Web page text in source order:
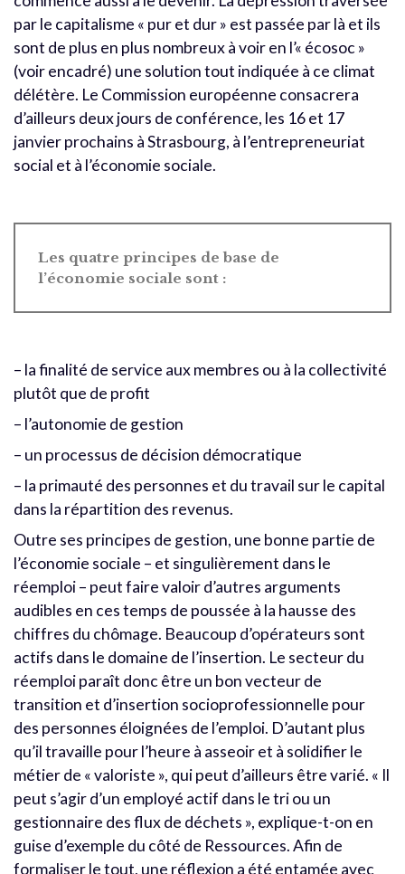
par le capitalisme « pur et dur » est passée par là et ils
sont de plus en plus nombreux à voir en l’« écosoc »
(voir encadré) une solution tout indiquée à ce climat
délétère. Le Commission européenne consacrera
d’ailleurs deux jours de conférence, les 16 et 17
janvier prochains à Strasbourg, à l’entrepreneuriat
social et à l’économie sociale.
Les quatre principes de base de
l’économie sociale sont :
– la finalité de service aux membres ou à la collectivité
plutôt que de profit
– l’autonomie de gestion
– un processus de décision démocratique
– la primauté des personnes et du travail sur le capital
dans la répartition des revenus.
Outre ses principes de gestion, une bonne partie de
l’économie sociale – et singulièrement dans le
réemploi – peut faire valoir d’autres arguments
audibles en ces temps de poussée à la hausse des
chiffres du chômage. Beaucoup d’opérateurs sont
actifs dans le domaine de l’insertion. Le secteur du
réemploi paraît donc être un bon vecteur de
transition et d’insertion socioprofessionnelle pour
des personnes éloignées de l’emploi. D’autant plus
qu’il travaille pour l’heure à asseoir et à solidifier le
métier de « valoriste », qui peut d’ailleurs être varié. « Il
peut s’agir d’un employé actif dans le tri ou un
gestionnaire des flux de déchets », explique-t-on en
guise d’exemple du côté de Ressources. Afin de
formaliser le tout, une réflexion a été entamée avec